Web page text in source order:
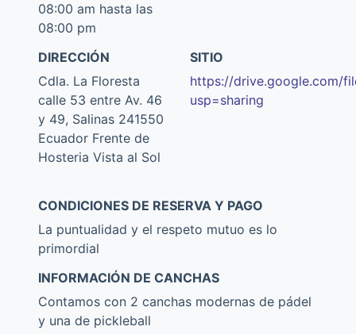
08:00 am hasta las
08:00 pm
DIRECCIÓN
Cdla. La Floresta
calle 53 entre Av. 46
y 49, Salinas 241550
Ecuador Frente de
Hosteria Vista al Sol
SITIO
https://drive.google.com/
usp=sharing
CONDICIONES DE RESERVA Y PAGO
La puntualidad y el respeto mutuo es lo
primordial
INFORMACIÓN DE CANCHAS
Contamos con 2 canchas modernas de pádel
y una de pickleball